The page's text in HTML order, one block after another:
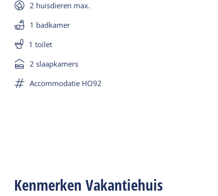
2 huisdieren max.
1 badkamer
1 toilet
2 slaapkamers
Accommodatie HO92
Kenmerken Vakantiehuis